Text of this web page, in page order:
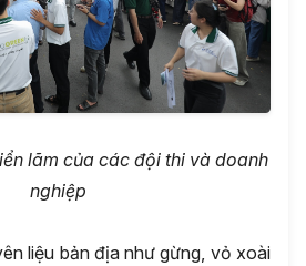
lãm của các đội thi và doanh
nghiệp
liệu bản địa như gừng, vỏ xoài